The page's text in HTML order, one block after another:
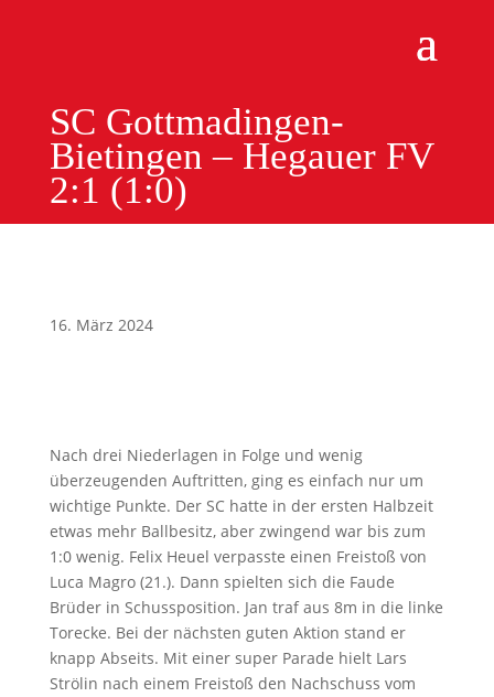
SC Gottmadingen-
Bietingen – Hegauer FV
2:1 (1:0)
16. März 2024
Nach drei Niederlagen in Folge und wenig
überzeugenden Auftritten, ging es einfach nur um
wichtige Punkte. Der SC hatte in der ersten Halbzeit
etwas mehr Ballbesitz, aber zwingend war bis zum
1:0 wenig. Felix Heuel verpasste einen Freistoß von
Luca Magro (21.). Dann spielten sich die Faude
Brüder in Schussposition. Jan traf aus 8m in die linke
Torecke. Bei der nächsten guten Aktion stand er
knapp Abseits. Mit einer super Parade hielt Lars
Strölin nach einem Freistoß den Nachschuss vom